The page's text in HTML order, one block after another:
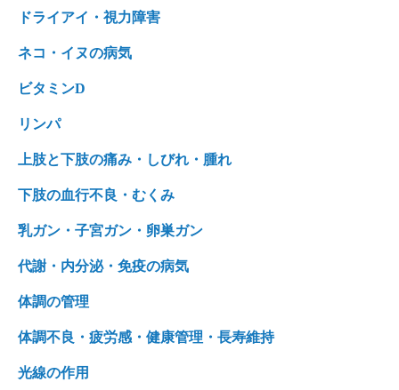
ドライアイ・視力障害
ネコ・イヌの病気
ビタミンD
リンパ
上肢と下肢の痛み・しびれ・腫れ
下肢の血行不良・むくみ
乳ガン・子宮ガン・卵巣ガン
代謝・内分泌・免疫の病気
体調の管理
体調不良・疲労感・健康管理・長寿維持
光線の作用